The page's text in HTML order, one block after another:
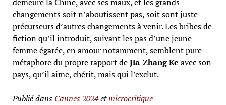
changements soit n’aboutissent pas, soit sont juste
précurseurs d’autres changements à venir. Les bribes de
fiction qu’il introduit, suivant les pas d’une jeune
femme égarée, en amour notamment, semblent pure
métaphore du propre rapport deJia-Zhang Ke avec son
pays, qu’il aime, chérit, mais qui l’exclut.
Publié dans Cannes 2024etmicrocritique